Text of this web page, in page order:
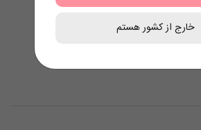
خارج از کشور هستم